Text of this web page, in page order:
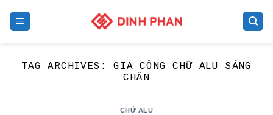
TAG ARCHIVES:GIA CÔNG CHỮ ALU SÁNG
CHÂN
CHỮ ALU